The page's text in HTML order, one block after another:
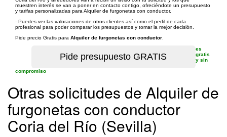
muestren interés se van a poner en contacto contigo, ofreciéndote un presupuesto
y tarifas personalizadas para Alquiler de furgonetas con conductor.
- Puedes ver las valoraciones de otros clientes así como el perfil de cada
profesional para poder comparar los presupuestos y tomar la mejor decisión.
Pide precio Gratis para Alquiler de furgonetas con conductor
es
gratis
y sin
compromiso
Otras solicitudes de Alquiler de
furgonetas con conductor
Coria del Río (Sevilla)